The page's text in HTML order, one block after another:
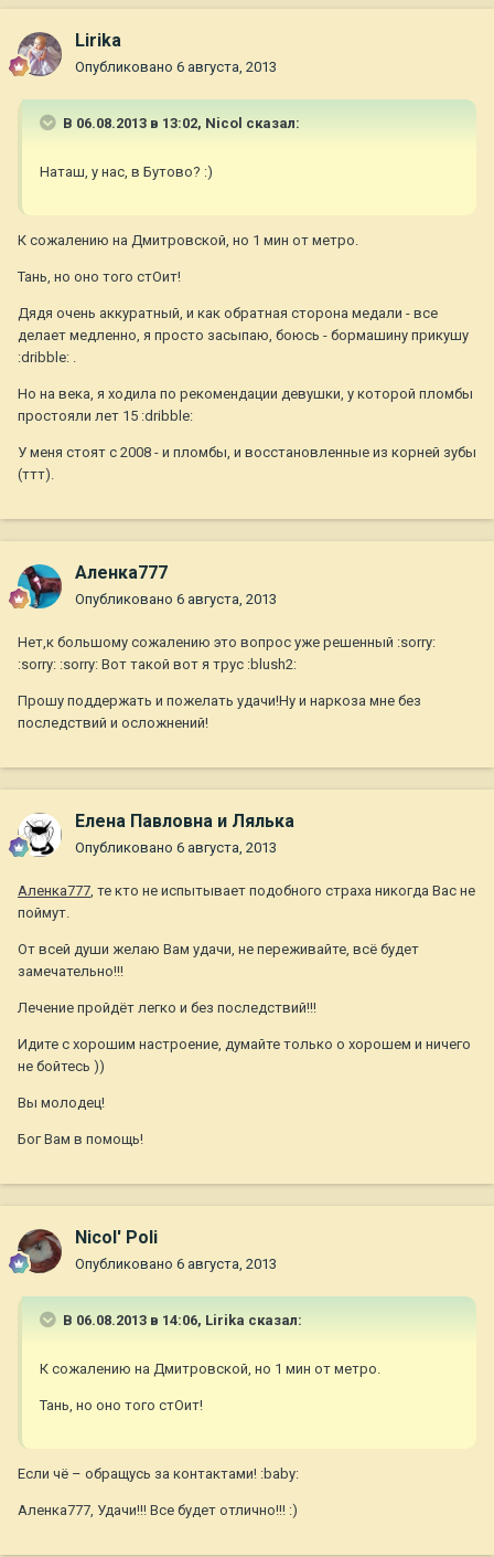
Lirika
Опубликовано 6 августа, 2013
В 06.08.2013 в 13:02, Nicol сказал:
Наташ, у нас, в Бутово? :)
К сожалению на Дмитровской, но 1 мин от метро.
Тань, но оно того стОит!
Дядя очень аккуратный, и как обратная сторона медали - все
делает медленно, я просто засыпаю, боюсь - бормашину прикушу
:dribble: .
Но на века, я ходила по рекомендации девушки, у которой пломбы
простояли лет 15 :dribble:
У меня стоят с 2008 - и пломбы, и восстановленные из корней зубы
(ттт).
Аленка777
Опубликовано 6 августа, 2013
Нет,к большому сожалению это вопрос уже решенный :sorry:
:sorry: :sorry: Вот такой вот я трус :blush2:
Прошу поддержать и пожелать удачи!Ну и наркоза мне без
последствий и осложнений!
Елена Павловна и Лялька
Опубликовано 6 августа, 2013
Аленка777, те кто не испытывает подобного страха никогда Вас не
поймут.
От всей души желаю Вам удачи, не переживайте, всё будет
замечательно!!!
Лечение пройдёт легко и без последствий!!!
Идите с хорошим настроение, думайте только о хорошем и ничего
не бойтесь ))
Вы молодец!
Бог Вам в помощь!
Nicol' Poli
Опубликовано 6 августа, 2013
В 06.08.2013 в 14:06, Lirika сказал:
К сожалению на Дмитровской, но 1 мин от метро.
Тань, но оно того стОит!
Если чё – обращусь за контактами! :baby:
Аленка777, Удачи!!! Все будет отлично!!! :)